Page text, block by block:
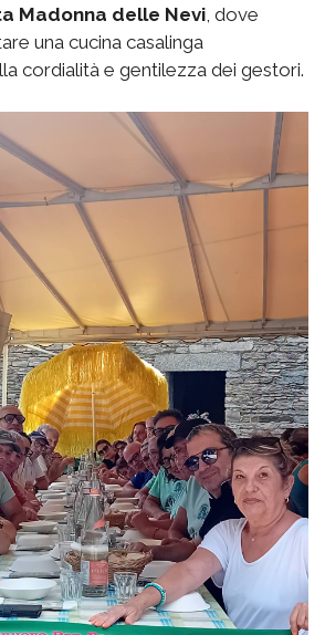
Madonna delle Nevi , dove
una cucina casalinga
cordialità e gentilezza dei gestori.